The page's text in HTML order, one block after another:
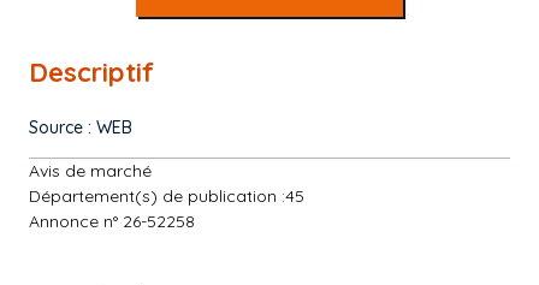
Descriptif
Source : WEB
Avis de marché
Département(s) de publication :45
Annonce n° 26-52258